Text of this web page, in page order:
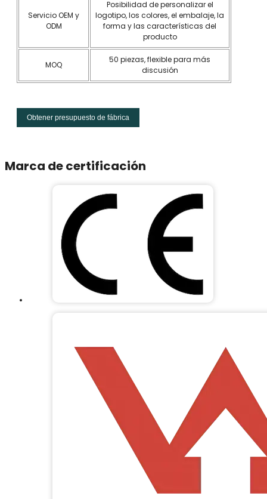
Servicio OEM y
ODM
Posibilidad de personalizar el
logotipo, los colores, el embalaje, la
forma y las características del
producto
MOQ
50 piezas, flexible para más
discusión
Obtener presupuesto de fábrica
Marca de certificación